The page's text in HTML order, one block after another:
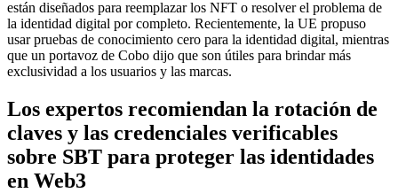
están diseñados para reemplazar los NFT o resolver el problema de
la identidad digital por completo. Recientemente, la UE propuso
usar pruebas de conocimiento cero para la identidad digital, mientras
que un portavoz de Cobo dijo que son útiles para brindar más
exclusividad a los usuarios y las marcas.
Los expertos recomiendan la rotación de
claves y las credenciales verificables
sobre SBT para proteger las identidades
en Web3